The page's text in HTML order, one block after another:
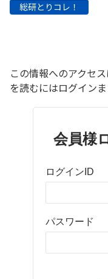
お問い合わせ
総研とりコレ！
この情報へのアクセ
を読むにはログイン
会員様
ログインID
パスワード